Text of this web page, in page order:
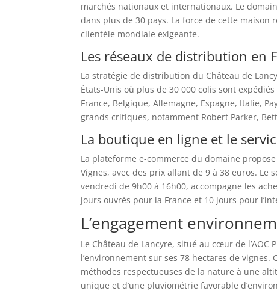
marchés nationaux et internationaux. Le
dans plus de 30 pays. La force de cette
clientèle mondiale exigeante.
Les réseaux de distribution en
La stratégie de distribution du Château de
États-Unis où plus de 30 000 colis sont
France, Belgique, Allemagne, Espagne, Italie,
grands critiques, notamment Robert Parker,
La boutique en ligne et le
La plateforme e-commerce du domaine
Vignes, avec des prix allant de 9 à 38 euros.
vendredi de 9h00 à 16h00, accompagne les
jours ouvrés pour la France et 10 jours pour
L’engagement
Le Château de Lancyre, situé au cœur de
l’environnement sur ses 78 hectares de
méthodes respectueuses de la nature à une
unique et d’une pluviométrie favorable